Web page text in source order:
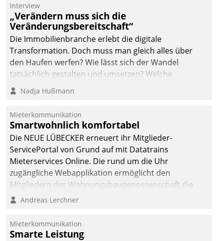
Interview
„Verändern muss sich die
Veränderungsbereitschaft“
Die Immobilienbranche erlebt die digitale
Transformation. Doch muss man gleich alles über
den Haufen werfen? Wie lässt sich der Wandel
tatsächlich gestalten und umsetzen? Welche
Argumente zählen wirklich?
Nadja Hußmann
Mieterkommunikation
Smartwohnlich komfortabel
Die NEUE LÜBECKER erneuert ihr Mitglieder-
ServicePortal von Grund auf mit Datatrains
Mieterservices Online. Die rund um die Uhr
zugängliche Webapplikation ermöglicht den
Mitgliedern der Wohnungs­bau­genossenschaft die
Kontaktaufnahme per Smartphone, Tablet oder PC.
Andreas Lerchner
Mieterkommunikation
Smarte Leistung